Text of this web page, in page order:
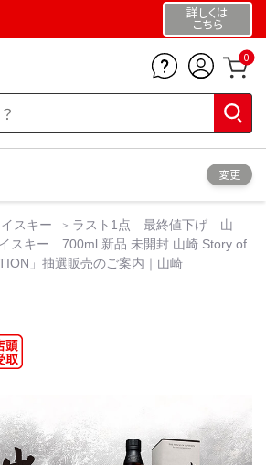
詳しくは
こちら
0
変更
スキー
ラスト1点 最終値下げ 山
スキー 700ml 新品 未開封 山崎 Story of
」抽選販売のご案内｜山崎